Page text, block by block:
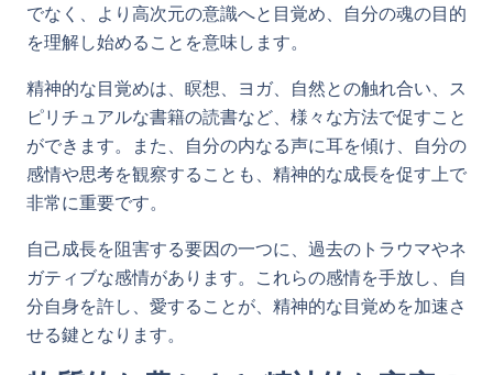
でなく、より高次元の意識へと目覚め、自分の魂の目的
を理解し始めることを意味します。
精神的な目覚めは、瞑想、ヨガ、自然との触れ合い、ス
ピリチュアルな書籍の読書など、様々な方法で促すこと
ができます。また、自分の内なる声に耳を傾け、自分の
感情や思考を観察することも、精神的な成長を促す上で
非常に重要です。
自己成長を阻害する要因の一つに、過去のトラウマやネ
ガティブな感情があります。これらの感情を手放し、自
分自身を許し、愛することが、精神的な目覚めを加速さ
せる鍵となります。